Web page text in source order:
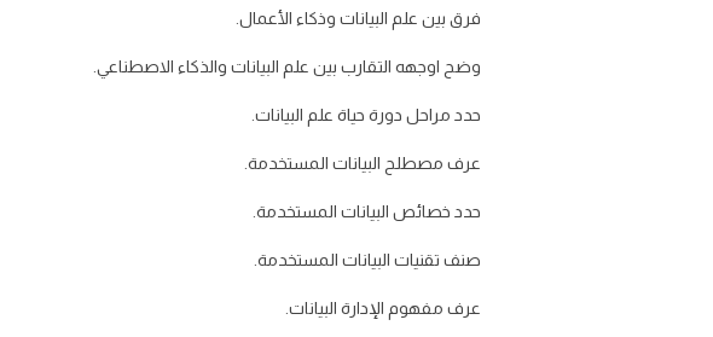
فرق بين علم البيانات وذكاء الأعمال.
وضح اوجهه التقارب بين علم البيانات والذكاء الاصطناعي.
حدد مراحل دورة حياة علم البيانات.
عرف مصطلح البيانات المستخدمة.
حدد خصائص البيانات المستخدمة.
صنف تقنيات البيانات المستخدمة.
عرف مفهوم الإدارة البيانات.